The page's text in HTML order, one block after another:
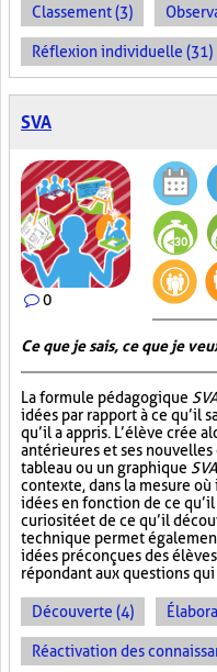
Classement (3)
Réflexion individuelle (31)
SVA
0
Ce que je sais, ce que je
La formule pédagogique
idées par rapport à ce qu’il
qu’il a appris. L’élève crée
antérieures et ses nouvelles
tableau ou un graphique SVA
contexte, dans la mesure où
idées en fonction de ce
curiosité et de ce qu’il
technique permet
idées préconçues des
répondant aux questions
Découverte (4)
Réactivation des